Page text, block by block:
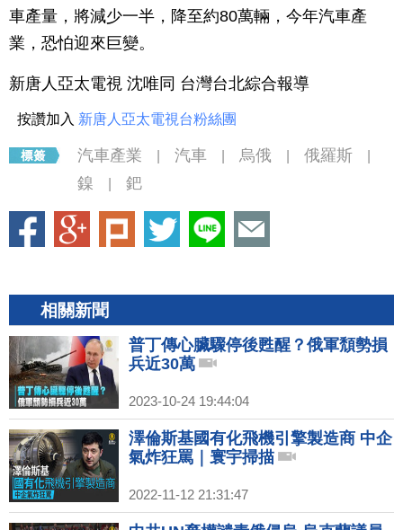
車產量，將減少一半，降至約80萬輛，今年汽車產
業，恐怕迎來巨變。
新唐人亞太電視 沈唯同 台灣台北綜合報導
按讚加入 新唐人亞太電視台粉絲團
汽車產業 汽車 烏俄 俄羅斯
鎳 鈀
相關新聞
普丁傳心臟驟停後甦醒？俄軍頹勢損
兵近30萬
2023-10-24 19:44:04
澤倫斯基國有化飛機引擎製造商 中企
氣炸狂罵｜寰宇掃描
2022-11-12 21:31:47